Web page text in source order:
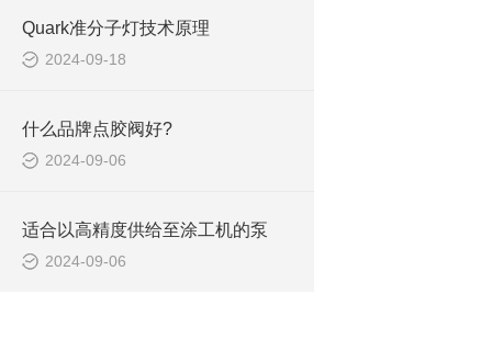
Quark准分子灯技术原理
2024-09-18
什么品牌点胶阀好?
2024-09-06
适合以高精度供给至涂工机的泵
2024-09-06